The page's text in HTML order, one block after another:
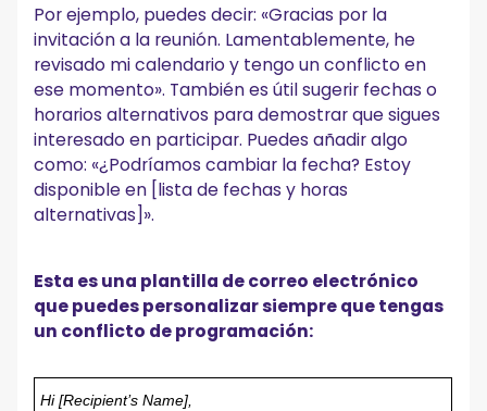
Por ejemplo, puedes decir: «Gracias por la
invitación a la reunión. Lamentablemente, he
revisado mi calendario y tengo un conflicto en
ese momento». También es útil sugerir fechas o
horarios alternativos para demostrar que sigues
interesado en participar. Puedes añadir algo
como: «¿Podríamos cambiar la fecha? Estoy
disponible en [lista de fechas y horas
alternativas]».
Esta es una plantilla de correo electrónico
que puedes personalizar siempre que tengas
un conflicto de programación:
Hi [Recipient’s Name],